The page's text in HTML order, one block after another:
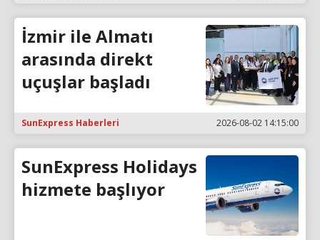
İzmir ile Almatı
arasında direkt
uçuşlar başladı
SunExpress Haberleri 2026-08-02 14:15:00
SunExpress Holidays
hizmete başlıyor